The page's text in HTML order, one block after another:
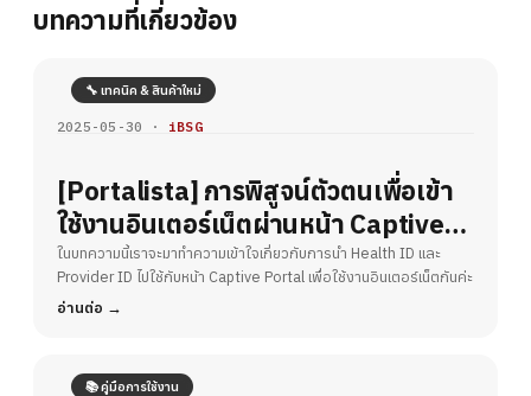
บทความที่เกี่ยวข้อง
🔧 เทคนิค & สินค้าใหม่
2025-05-30 · iBSG
[Portalista] การพิสูจน์ตัวตนเพื่อเข้า
ใช้งานอินเตอร์เน็ตผ่านหน้า Captive
Portal ด้วยการเข้าสู่ระบบผ่าน Health
ID และ Provider ID และยืนยันตัวตน
ผ่านแอพพลิเคชันหมอพร้อม
ในบทความนี้เราจะมาทำความเข้าใจเกี่ยวกับการนำ Health ID และ
Provider ID ไปใช้กับหน้า Captive Portal เพื่อใช้งานอินเตอร์เน็ตกันค่ะ
อ่านต่อ
📚 คู่มือการใช้งาน